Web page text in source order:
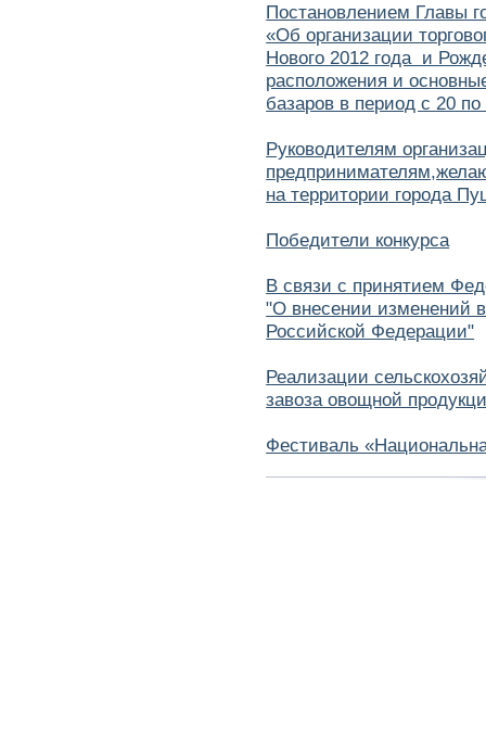
Постановлением Главы
«Об организации
Нового 2012 года и
расположения и
базаров в период с 20
Руководителям
на территории города
Победители конкурса
В связи с принятием
"О внесении изменений
Российской Федерации"
Реализации
завоза овощной
Фестиваль